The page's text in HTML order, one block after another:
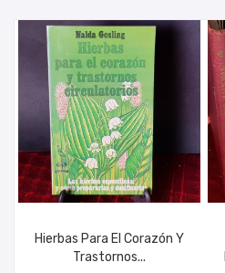
Hierbas Para El Corazón Y
Trastornos...